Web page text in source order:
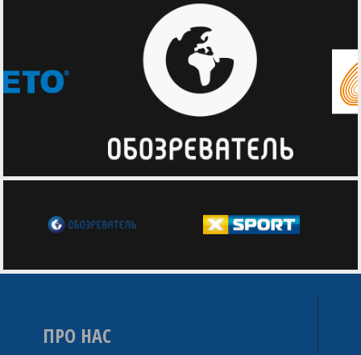
ПРО НАС